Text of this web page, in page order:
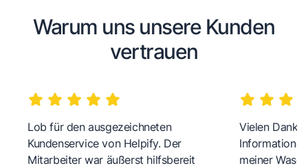
Warum uns unsere Kunden
vertrauen
Lob für den ausgezeichneten
Kundenservice von Helpify. Der
Mitarbeiter war äußerst hilfsbereit
Vielen Dank
meiner